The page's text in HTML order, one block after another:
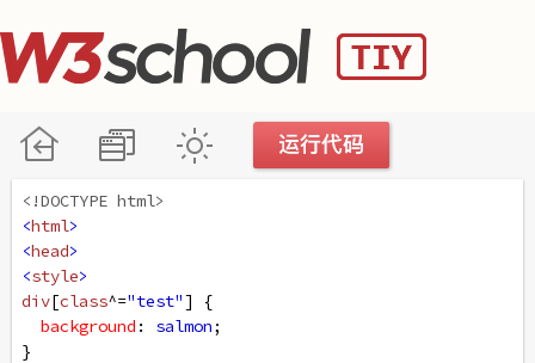
<!DOCTYPE html>
<html>
<head>
<style>
div[class^="test"] {
background : salmon;
}